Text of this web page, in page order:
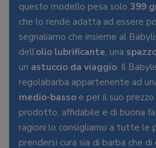
questo modello pesa solo 399
che lo rende adatta ad essere
segnaliamo che insieme al
dell’olio lubrificante, una
un astuccio da viaggio. Il
regolabarba appartenente ad
medio-basso e per il suo
prodotto, affidabile e di buona
ragioni lo consigliamo a tutte le
prendersi cura sia di barba che